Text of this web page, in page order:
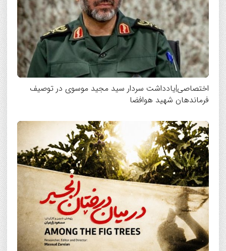
اختصاصی|یادداشت سردار سید مجید موسوی در توصیف
فرماندهان شهید هوافضا